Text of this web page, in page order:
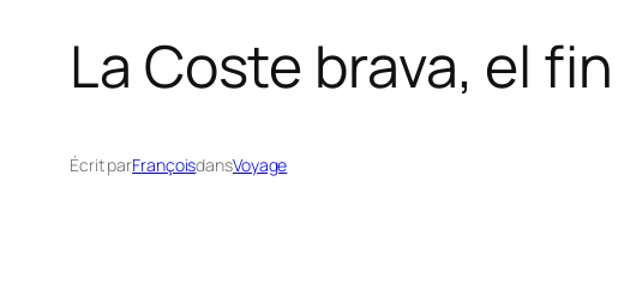
La Coste brava, el fin
Écrit parFrançoisdansVoyage